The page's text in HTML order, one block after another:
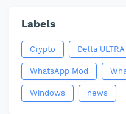
Labels
Crypto Delta ULTRA
WhatsApp Mod
Windows news